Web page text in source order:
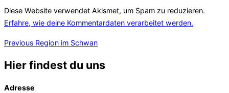
Diese Website verwendet Akismet, um Spam zu reduzieren.
Erfahre, wie deine Kommentardaten verarbeitet werden.
Beitragsnavigation
Previous
Previous Region im Schwan
Hier findest du uns
Adresse